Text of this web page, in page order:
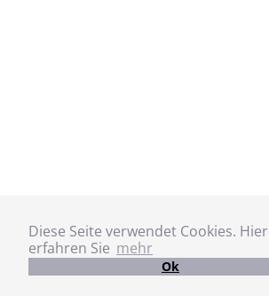
Diese Seite verwendet Cookies. Hier
erfahren Sie mehr
Ok